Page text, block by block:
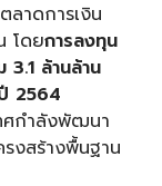
ลาดการเงิน
โดยการลงทุน
3.1 ล้านล้าน
2564
ศกำลังพัฒนา
งสร้างพื้นฐาน